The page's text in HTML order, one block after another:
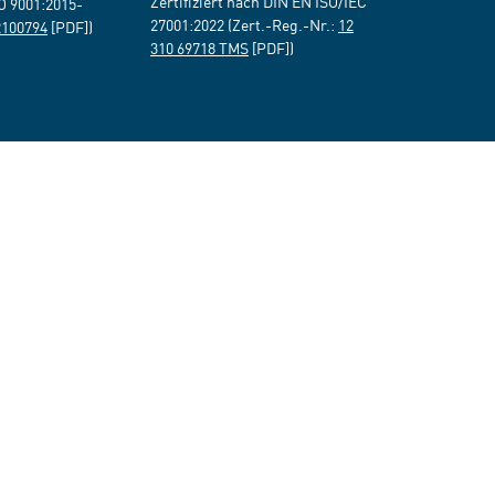
[PDF])
27001:2022 (Zert.-Reg.-Nr.: 12
310 69718 TMS [PDF])